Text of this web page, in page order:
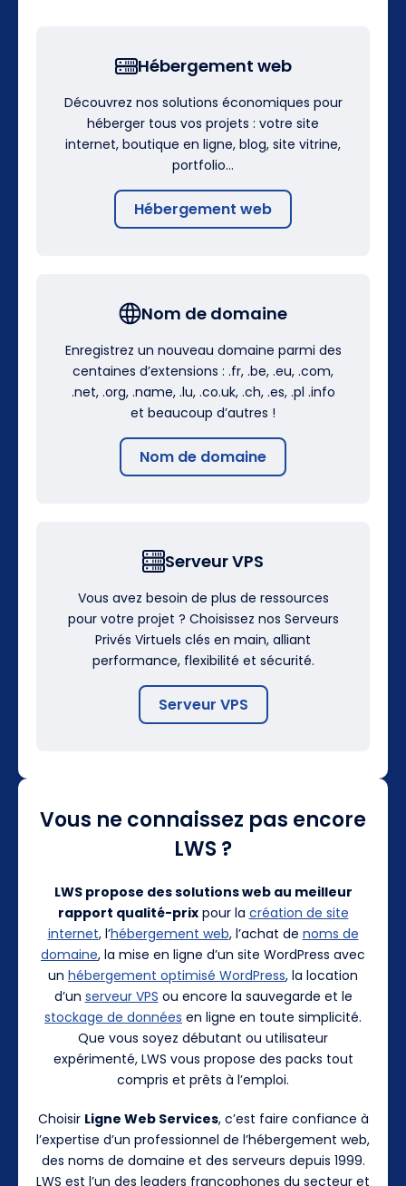
Hébergement web
Découvrez nos solutions économiques pour
héberger tous vos projets : votre site
internet, boutique en ligne, blog, site vitrine,
portfolio…
Hébergement web
Nom de domaine
Enregistrez un nouveau domaine parmi des
centaines d’extensions : .fr, .be, .eu, .com,
.net, .org, .name, .lu, .co.uk, .ch, .es, .pl .info
et beaucoup d’autres !
Nom de domaine
Serveur VPS
Vous avez besoin de plus de ressources
pour votre projet ? Choisissez nos Serveurs
Privés Virtuels clés en main, alliant
performance, flexibilité et sécurité.
Serveur VPS
Vous ne connaissez pas encore
LWS ?
LWS propose des solutions web au meilleur
rapport qualité-prixpour la création de site
internet, l’hébergement web, l’achat de noms de
domaine, la mise en ligne d’un site WordPress avec
un hébergement optimisé WordPress, la location
d’un serveur VPS ou encore la sauvegarde et le
stockage de données en ligne en toute simplicité.
Que vous soyez débutant ou utilisateur
expérimenté, LWS vous propose des packs tout
compris et prêts à l’emploi.
Choisir Ligne Web Services, c’est faire confiance à
l’expertise d’un professionnel de l’hébergement web,
des noms de domaine et des serveurs depuis 1999.
LWS est l’un des leaders francophones du secteur et